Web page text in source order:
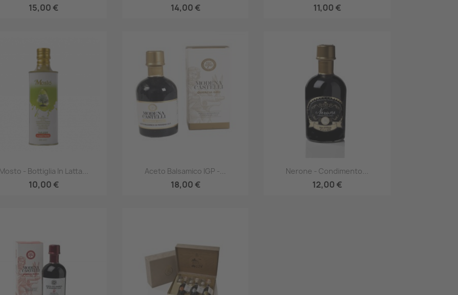
15,00 € 14,00 € 11,00 €
 Anteprima
- Bottiglia In Latta...
10,00 €
Anteprima
Aceto Balsamico IGP -...
18,00 €
Anteprima
Nerone - Condimento...
12,00 €